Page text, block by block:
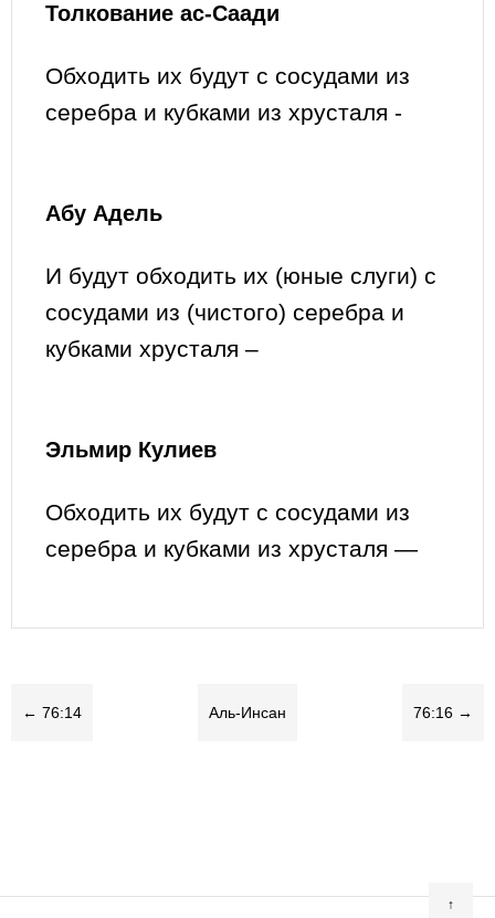
Толкование ас-Саади
Обходить их будут с сосудами из
серебра и кубками из хрусталя -
Абу Адель
И будут обходить их (юные слуги) с
сосудами из (чистого) серебра и
кубками хрусталя –
Эльмир Кулиев
Обходить их будут с сосудами из
серебра и кубками из хрусталя —
← 76:14 Аль-Инсан 76:16 →
↑